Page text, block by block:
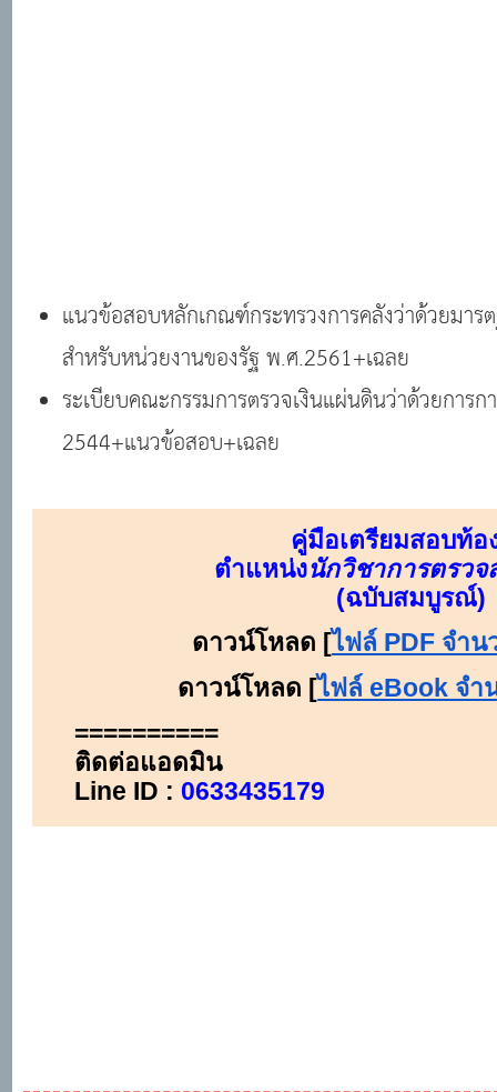
แนวข้อสอบหลักเกณฑ์กระทรวงการคลังว่าด้วยมา
สำหรับหน่วยงานของรัฐ พ.ศ.2561+เฉลย
ระเบียบคณะกรรมการตรวจเงินแผ่นดินว่าด้วยการ
2544+แนวข้อสอบ+เฉลย